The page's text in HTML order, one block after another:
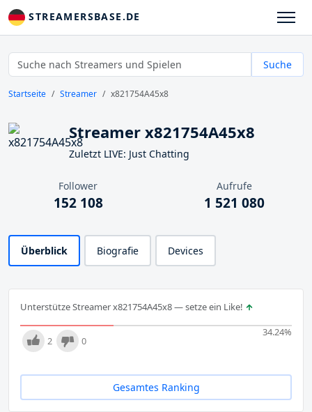
STREAMERSBASE.DE
Suche
Startseite Streamer x821754A45x8
Streamer x821754A45x8
Zuletzt LIVE: Just Chatting
Follower
152 108
Aufrufe
1 521 080
Überblick Biografie Devices
Unterstütze Streamer x821754A45x8 — setze ein Like!
34.24%
2 0
Gesamtes Ranking